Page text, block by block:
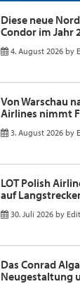
Diese neue
Condor im Jahr
4. August 2026 by
Von Warschau
Airlines nimmt
3. August 2026 by
LOT Polish
auf
30. Juli 2026 by
Das Conrad
Neugestaltung